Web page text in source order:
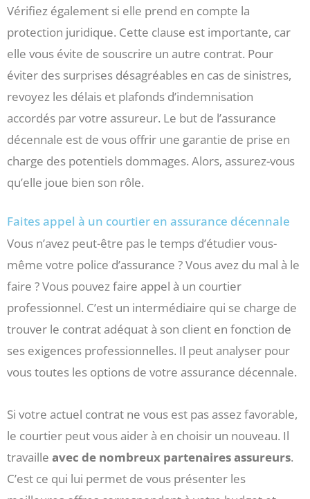
Vérifiez également si elle prend en compte la
protection juridique. Cette clause est importante, car
elle vous évite de souscrire un autre contrat. Pour
éviter des surprises désagréables en cas de sinistres,
revoyez les délais et plafonds d’indemnisation
accordés par votre assureur. Le but de l’assurance
décennale est de vous offrir une garantie de prise en
charge des potentiels dommages. Alors, assurez-vous
qu’elle joue bien son rôle.
Faites appel à un courtier en assurance décennale
Vous n’avez peut-être pas le temps d’étudier vous-
même votre police d’assurance ? Vous avez du mal à le
faire ? Vous pouvez faire appel à un courtier
professionnel. C’est un intermédiaire qui se charge de
trouver le contrat adéquat à son client en fonction de
ses exigences professionnelles. Il peut analyser pour
vous toutes les options de votre assurance décennale.
Si votre actuel contrat ne vous est pas assez favorable,
le courtier peut vous aider à en choisir un nouveau. Il
travaille avec de nombreux partenaires assureurs.
C’est ce qui lui permet de vous présenter les